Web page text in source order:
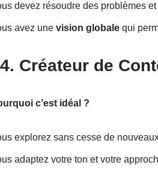
devez résoudre des problèmes
avez une vision globale qui
4. Créateur de
c’est idéal ?
explorez sans cesse de
adaptez votre ton et votre